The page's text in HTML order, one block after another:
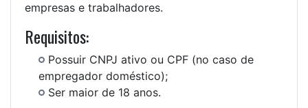
empresas e trabalhadores.
Requisitos:
Possuir CNPJ ativo ou CPF (no caso de
empregador doméstico);
Ser maior de 18 anos.